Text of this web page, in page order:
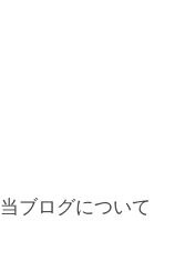
当ブログについて